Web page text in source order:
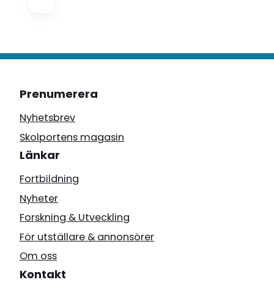
Prenumerera
Nyhetsbrev
Skolportens magasin
Länkar
Fortbildning
Nyheter
Forskning & Utveckling
För utställare & annonsörer
Om oss
Kontakt